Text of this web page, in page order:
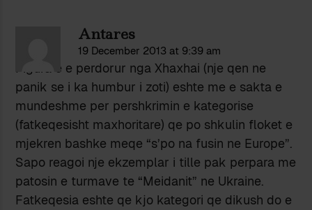
Antares
19 December 2013 at 9:39 am
Figura e e perdorur nga Xhaxhai (nje qen ne
panik se i ka humbur i zoti) eshte me e sakta e
mundeshme per pershkrimin e kategorise
(fatkeqesisht maxhoritare) qe po shkulin floket e
mjekren bashke meqe “s’po na fusin ne Europe”.
Sapo reagoi nje ekzemplar i tille pak perpara me
patosin e turmave te “Meidanit” ne Ukraine.
Fatkeqesia eshte qe kjo kategori qe dikush do e